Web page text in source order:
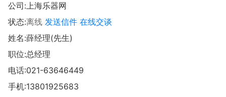
公司:上海乐器网
状态:离线 发送信件 在线交谈
姓名:薛经理(先生)
职位:总经理
电话:021-63646449
手机:13801925683